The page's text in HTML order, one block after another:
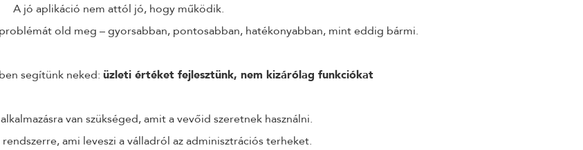
A jó aplikáció nem attól jó, hogy működik.
old meg – gyorsabban, pontosabban, hatékonyabban, mint eddig bármi.
segítünk neked: üzleti értéket fejlesztünk, nem kizárólag funkciókat
van szükséged, amit a vevőid szeretnek használni.
ami leveszi a válladról az adminisztrációs terheket.